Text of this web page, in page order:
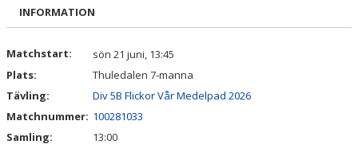
BILDGALLERI
KONTAKT
INFORMATION
Matchstart:
sön 21 juni, 13:45
Plats:
Thuledalen 7-manna
Tävling:
Div 5B Flickor Vår Medelpad 2026
Matchnummer: 100281033
Samling:
13:00